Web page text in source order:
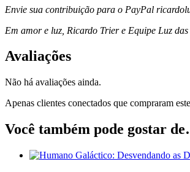
Envie sua contribuição para o PayPal
Em amor e luz, Ricardo Trier e Equipe Luz das
Avaliações
Não há avaliações ainda.
Apenas clientes conectados que compraram
Você também pode gostar